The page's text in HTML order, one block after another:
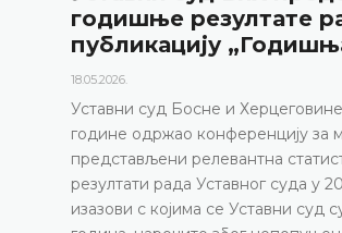
12.05.2026.
Уставни суд Босне и
маја 2026. године у термину од
конференцију за медије
ДЕТАЉНИЈЕ